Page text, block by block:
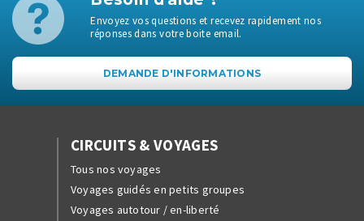
Envoyez vos questions et recevez rapidement nos
réponses dans votre boite email.
DEMANDE D'INFORMATIONS
CIRCUITS & VOYAGES
Tous nos voyages
Voyages guidés en petits groupes
Voyages autotour / en-liberté